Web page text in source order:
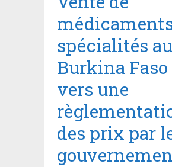
spécialités au
Burkina Faso
vers une
des prix par